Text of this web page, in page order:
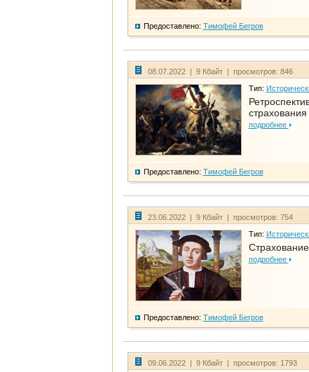
Предоставлено: Тимофей Бегров
08.07.2022 | 9 Кбайт | просмотров: 846
Тип:
подробнее
Предоставлено: Тимофей Бегров
23.06.2022 | 9 Кбайт | просмотров: 754
Тип:
подробнее
Предоставлено: Тимофей Бегров
09.06.2022 | 9 Кбайт | просмотров: 1793